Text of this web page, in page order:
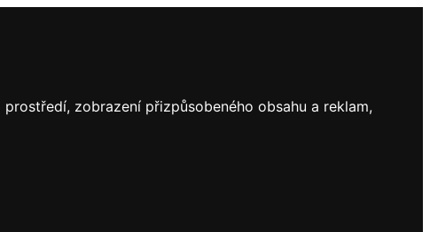
zobrazení přizpůsobeného obsahu a reklam,